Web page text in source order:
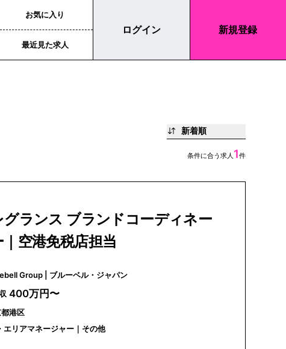
お気に入り
最近見た求人
ログイン 新規登録
新着順
条件に合う求人 1件
グランス ブランドコーディネー
｜空港免税店担当
Bluebell Group | ブルーベル・ジャパン
400万円〜
港区
エリアマネージャー｜その他